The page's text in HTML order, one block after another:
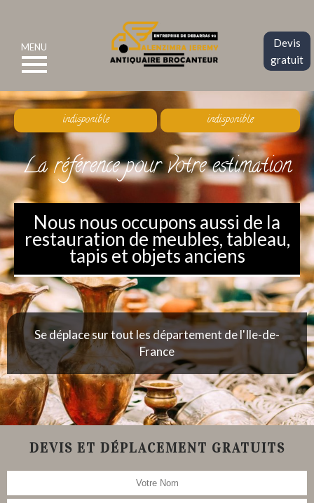
Devis
gratuit
MENU
indisponible indisponible
La référence pour votre estimation
Nous nous occupons aussi de la
restauration de meubles, tableau,
tapis et objets anciens
Se déplace sur tout les département de l'Ile-de-
France
DEVIS ET DÉPLACEMENT GRATUITS